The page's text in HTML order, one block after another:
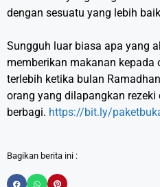
dengan sesuatu yang lebih
Sungguh luar biasa apa yang
memberikan makanan kepada
terlebih ketika bulan
orang yang dilapangkan
berbagi. https://bit.ly/
Bagikan berita ini :